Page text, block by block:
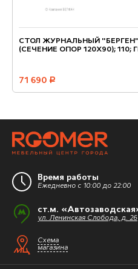
СТОЛ ЖУРНАЛЬНЫЙ
(СЕЧЕНИЕ ОПОР 120Х90); 110;
71 690 руб.
Время работы
Ежедневно с 10:00 до 22:00
ст.м.
ул. Ленинская Слобода, д. 26
Схема
магазина